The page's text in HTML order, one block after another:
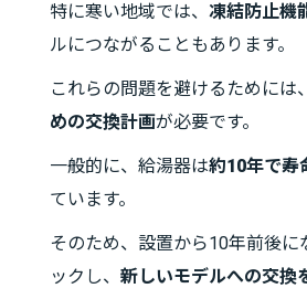
特に寒い地域では、 凍結防止機
ルにつながることもあります。
これらの問題を避けるためには、
めの交換計画が必要です。
一般的に、給湯器は約10年で寿
ています。
そのため、設置から10年前後に
ックし、 新しいモデルへの交換